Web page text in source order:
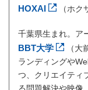
HOXAI （ホ
千葉県生まれ。ア
BBT大学
（
ランディングや
つ、クリエイティ